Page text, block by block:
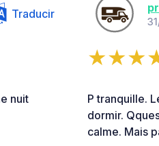
Traducir
nuit
P tranquille.
dormir.
calme. Mais